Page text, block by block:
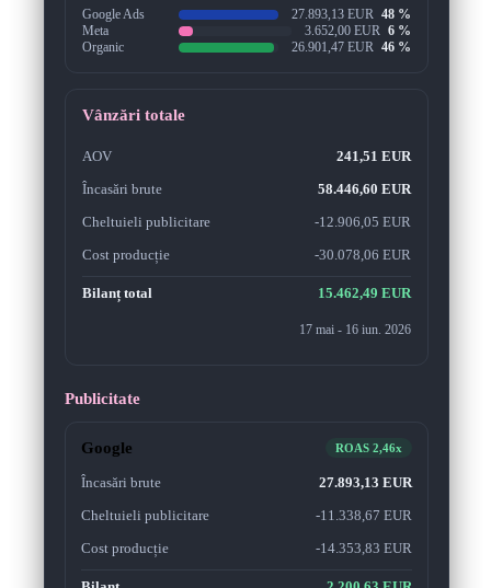
Google Ads 27.893,13 EUR 48 %
Meta
3.652,00 EUR 6 %
Organic
26.901,47 EUR 46 %
Vânzări totale
AOV
241,51 EUR
Încasări brute
58.446,60 EUR
Cheltuieli publicitare
-12.906,05 EUR
Cost producție
-30.078,06 EUR
Bilanț total 15.462,49 EUR
17 mai - 16 iun. 2026
Publicitate
Google ROAS 2,46x
Încasări brute
27.893,13 EUR
Cheltuieli publicitare
-11.338,67 EUR
Cost producție
-14.353,83 EUR